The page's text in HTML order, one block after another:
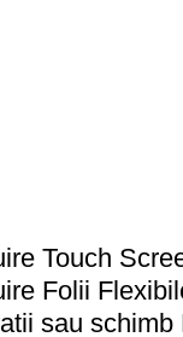
Touch
Folii
sau schimb